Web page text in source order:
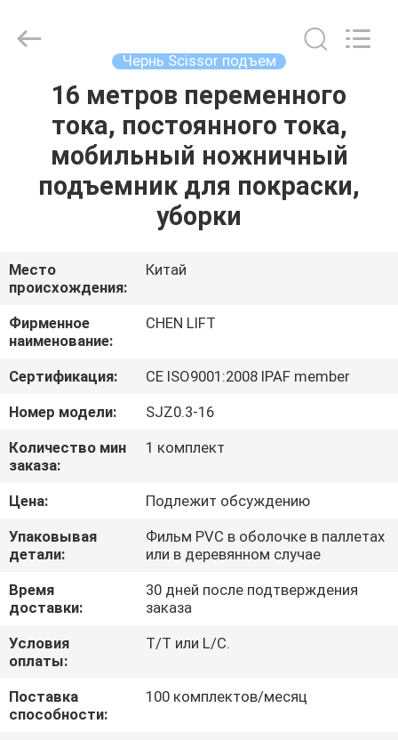
ДОМОЙ
ПРОДУКТЫ
ЭКСКУРСИЯ
ПО
ЗАВОДУ
КОНТРОЛЬ
КАЧЕСТВА
СВЯЖИТЕСЬ
С
НАМИ
НОВОСТИ
ЗАПРОСИТЕ
ЦИТАТУ
Чернь Scissor подъем
16 метров переменного
тока, постоянного тока,
мобильный ножничный
подъемник для покраски,
уборки
Место
происхождения:
Китай
Фирменное
наименование:
CHEN LIFT
Сертификация:
CE ISO9001:2008 IPAF member
Номер модели:
SJZ0.3-16
Количество мин
заказа:
1 комплект
Цена:
Подлежит обсуждению
Упаковывая
детали:
Фильм PVC в оболочке в паллетах
или в деревянном случае
Время
доставки:
30 дней после подтверждения
заказа
Условия
оплаты:
T/T или L/C.
Поставка
способности:
100 комплектов/месяц